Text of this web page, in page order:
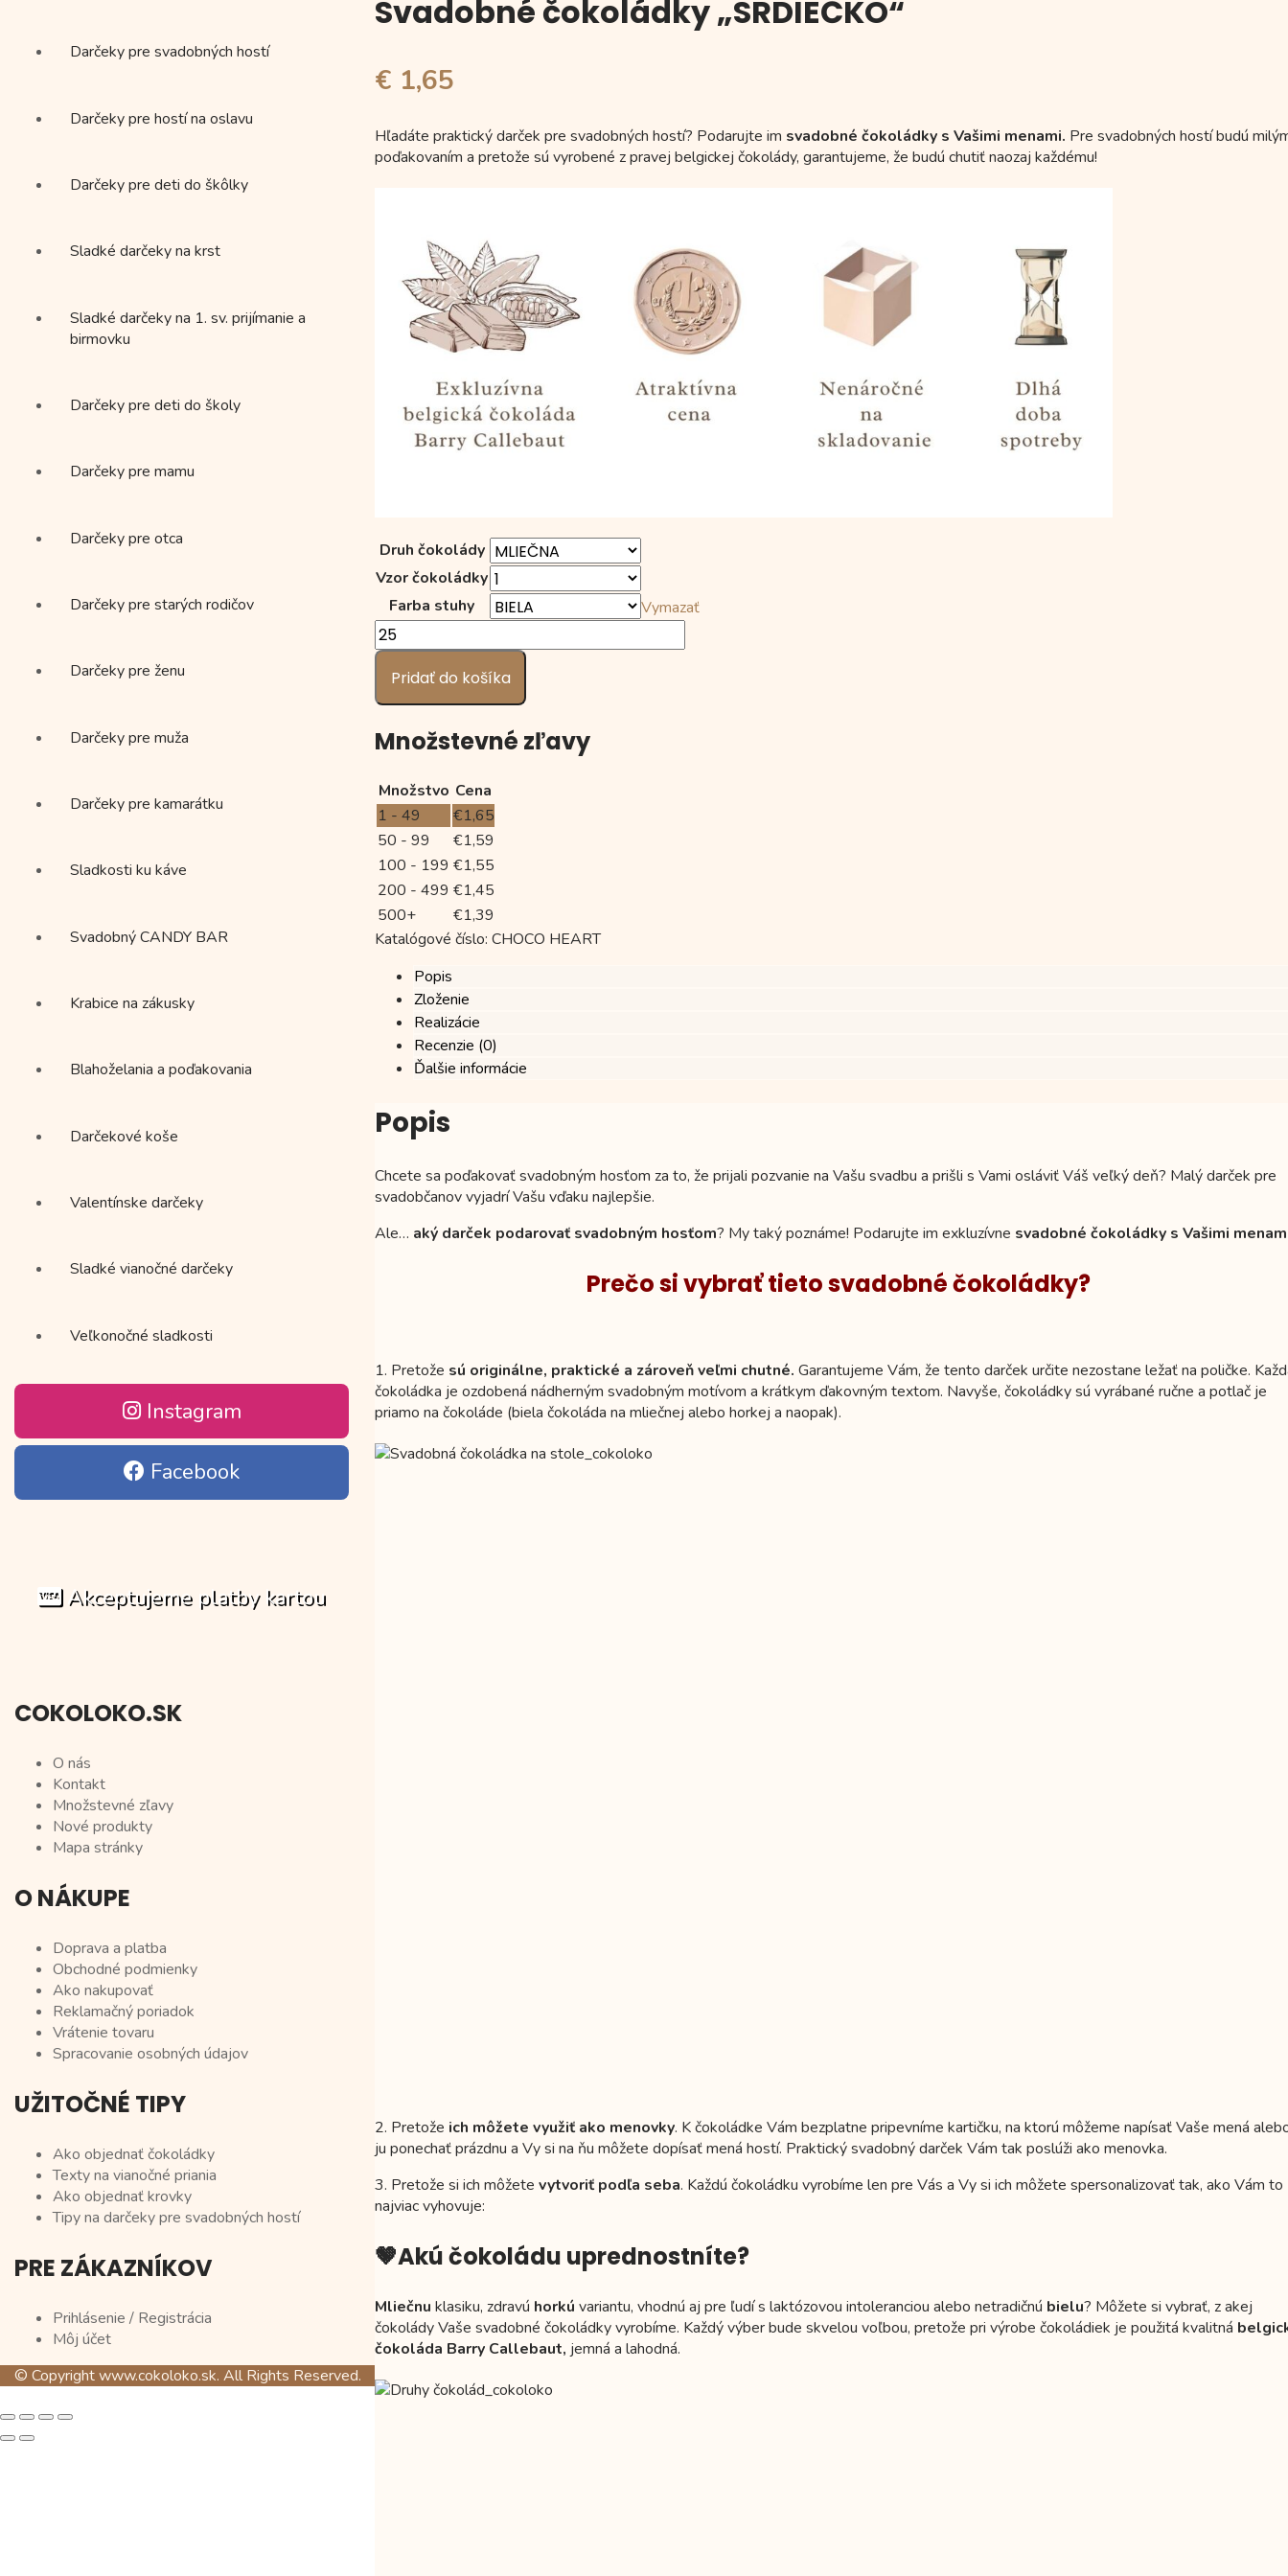
Svadobné čokoládky „SRDIEČKO“
€ 1,65
Hľadáte praktický darček pre svadobných hostí? Podarujte im svadobné čokoládky s Vašimi menami. Pre svadobných hostí budú
poďakovaním a pretože sú vyrobené z pravej belgickej čokolády, garantujeme, že budú chutiť naozaj každému!
Druh čokolády
Vzor čokoládky
Farba stuhy
Vymazať
množstvo
Svadobné
čokoládky
Pridať do košíka
Množstevné zľavy
Množstvo Cena
1 - 49
€1,65
50 - 99
€1,59
100 - 199 €1,55
200 - 499 €1,45
500+
€1,39
Katalógové číslo:CHOCO HEART
Popis
Zloženie
Realizácie
Recenzie (0)
Ďalšie informácie
Popis
Chcete sa poďakovať svadobným hosťom za to, že prijali pozvanie na Vašu svadbu a prišli s Vami osláviť Váš veľký deň? Malý darček pre
svadobčanov vyjadrí Vašu vďaku najlepšie.
Ale… aký darček podarovať svadobným hosťom? My taký poznáme! Podarujte im exkluzívne svadobné čokoládky s Vašimi
Prečo si vybrať tieto svadobné čokoládky?
1. Pretože sú originálne, praktické a zároveň veľmi chutné. Garantujeme Vám, že tento darček určite nezostane ležať na poličke.
čokoládka je ozdobená nádherným svadobným motívom a krátkym ďakovným textom. Navyše, čokoládky sú vyrábané ručne a potlač je
priamo na čokoláde (biela čokoláda na mliečnej alebo horkej a naopak).
2. Pretože ich môžete využiť ako menovky. K čokoládke Vám bezplatne pripevníme kartičku, na ktorú môžeme napísať Vaše mená
ju ponechať prázdnu a Vy si na ňu môžete dopísať mená hostí. Praktický svadobný darček Vám tak poslúži ako menovka.
3. Pretože si ich môžetevytvoriť podľa seba. Každú čokoládku vyrobíme len pre Vás a Vy si ich môžete spersonalizovať tak, ako Vám to
najviac vyhovuje:
🤎Akú čokoládu uprednostníte?
Mliečnu klasiku, zdravú horkú variantu, vhodnú aj pre ľudí s laktózovou intoleranciou alebo netradičnú bielu? Môžete si vybrať, z akej
čokolády Vaše svadobné čokoládky vyrobíme. Každý výber bude skvelou voľbou, pretože pri výrobe čokoládiek je použitá kvalitná
čokoláda Barry Callebaut, jemná a lahodná.
Darčeky pre svadobných hostí
Darčeky pre hostí na oslavu
Darčeky pre deti do škôlky
Sladké darčeky na krst
Sladké darčeky na 1. sv. prijímanie a
birmovku
Darčeky pre deti do školy
Darčeky pre mamu
Darčeky pre otca
Darčeky pre starých rodičov
Darčeky pre ženu
Darčeky pre muža
Darčeky pre kamarátku
Sladkosti ku káve
Svadobný CANDY BAR
Krabice na zákusky
Blahoželania a poďakovania
Darčekové koše
Valentínske darčeky
Sladké vianočné darčeky
Veľkonočné sladkosti
Instagram
Facebook
Akceptujeme platby kartou
COKOLOKO.SK
O nás
Kontakt
Množstevné zľavy
Nové produkty
Mapa stránky
O NÁKUPE
Doprava a platba
Obchodné podmienky
Ako nakupovať
Reklamačný poriadok
Vrátenie tovaru
Spracovanie osobných údajov
UŽITOČNÉ TIPY
Ako objednať čokoládky
Texty na vianočné priania
Ako objednať krovky
Tipy na darčeky pre svadobných hostí
PRE ZÁKAZNÍKOV
Prihlásenie / Registrácia
Môj účet
© Copyright www.cokoloko.sk. All Rights Reserved.